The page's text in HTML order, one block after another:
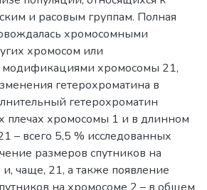
и расовым группам. Полная
хромосомными
хромосом или
хромосомы 21,
гетерохроматина в
гетерохроматин
плечах хромосомы 1 и в длинном
– всего 5,5 % исследованных
размеров спутников на
чаще, 21, а также появление